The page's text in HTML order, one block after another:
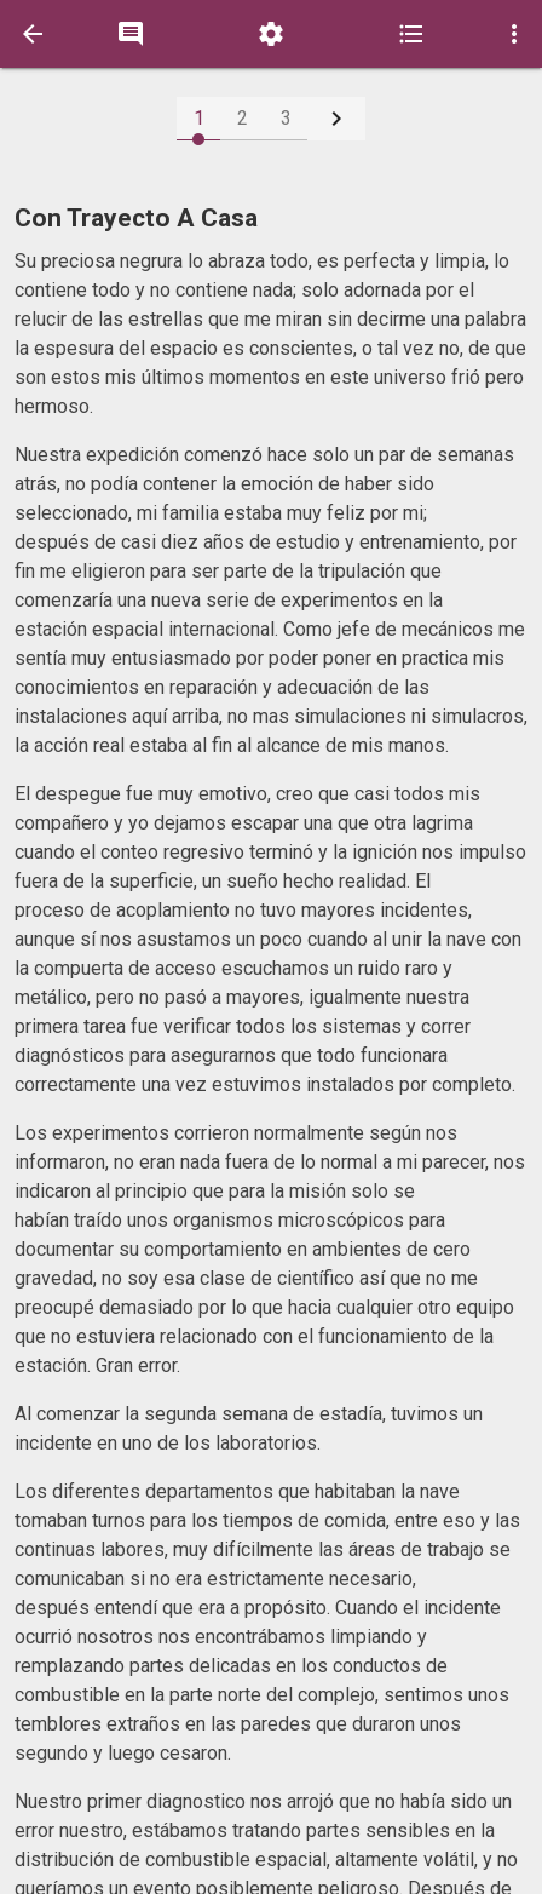
    
1 2 3 
Con Trayecto A Casa
Su preciosa negrura lo abraza todo, es perfecta y limpia, lo
contiene todo y no contiene nada; solo adornada por el
relucir de las estrellas que me miran sin decirme una palabra
la espesura del espacio es conscientes, o tal vez no, de que
son estos mis últimos momentos en este universo frió pero
hermoso.
Nuestra expedición comenzó hace solo un par de semanas
atrás, no podía contener la emoción de haber sido
seleccionado, mi familia estaba muy feliz por mi;
después de casi diez años de estudio y entrenamiento, por
fin me eligieron para ser parte de la tripulación que
comenzaría una nueva serie de experimentos en la
estación espacial internacional. Como jefe de mecánicos me
sentía muy entusiasmado por poder poner en practica mis
conocimientos en reparación y adecuación de las
instalaciones aquí arriba, no mas simulaciones ni simulacros,
la acción real estaba al fin al alcance de mis manos.
El despegue fue muy emotivo, creo que casi todos mis
compañero y yo dejamos escapar una que otra lagrima
cuando el conteo regresivo terminó y la ignición nos impulso
fuera de la superficie, un sueño hecho realidad. El
proceso de acoplamiento no tuvo mayores incidentes,
aunque sí nos asustamos un poco cuando al unir la nave con
la compuerta de acceso escuchamos un ruido raro y
metálico, pero no pasó a mayores, igualmente nuestra
primera tarea fue verificar todos los sistemas y correr
diagnósticos para asegurarnos que todo funcionara
correctamente una vez estuvimos instalados por completo.
Los experimentos corrieron normalmente según nos
informaron, no eran nada fuera de lo normal a mi parecer, nos
indicaron al principio que para la misión solo se
habían traído unos organismos microscópicos para
documentar su comportamiento en ambientes de cero
gravedad, no soy esa clase de científico así que no me
preocupé demasiado por lo que hacia cualquier otro equipo
que no estuviera relacionado con el funcionamiento de la
estación. Gran error.
Al comenzar la segunda semana de estadía, tuvimos un
incidente en uno de los laboratorios.
Los diferentes departamentos que habitaban la nave
tomaban turnos para los tiempos de comida, entre eso y las
continuas labores, muy difícilmente las áreas de trabajo se
comunicaban si no era estrictamente necesario,
después entendí que era a propósito. Cuando el incidente
ocurrió nosotros nos encontrábamos limpiando y
remplazando partes delicadas en los conductos de
combustible en la parte norte del complejo, sentimos unos
temblores extraños en las paredes que duraron unos
segundo y luego cesaron.
Nuestro primer diagnostico nos arrojó que no había sido un
error nuestro, estábamos tratando partes sensibles en la
distribución de combustible espacial, altamente volátil, y no
queríamos un evento posiblemente peligroso. Después de